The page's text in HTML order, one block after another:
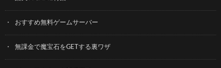
おすすめ無料ゲームサーバー
無課金で魔宝石をGETする裏ワザ